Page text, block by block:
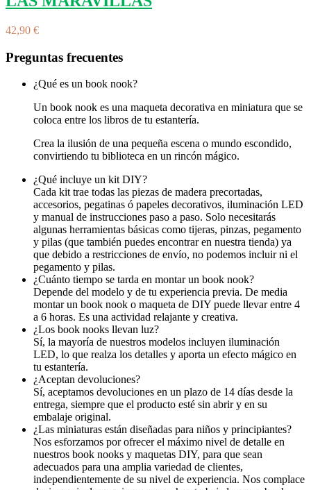
42,90 €
Preguntas frecuentes
¿Qué es un book nook?
Un book nook es una maqueta decorativa en miniatura que se
coloca entre los libros de tu estantería.
Crea la ilusión de una pequeña escena o mundo escondido,
convirtiendo tu biblioteca en un rincón mágico.
¿Qué incluye un kit DIY?
Cada kit trae todas las piezas de madera precortadas,
accesorios, pegatinas ó papeles decorativos, iluminación LED
y manual de instrucciones paso a paso. Solo necesitarás
algunas herramientas básicas como tijeras, pinzas, pegamento
y pilas (que también puedes encontrar en nuestra tienda) ya
que debido a restricciones de envío, no podemos incluir ni el
pegamento y pilas.
¿Cuánto tiempo se tarda en montar un book nook?
Depende del modelo y de tu experiencia previa. De media
montar un book nook o maqueta de DIY puede llevar entre 4
a 6 horas. Es una actividad relajante y creativa.
¿Los book nooks llevan luz?
Sí, la mayoría de nuestros modelos incluyen iluminación
LED, lo que realza los detalles y aporta un efecto mágico en
tu estantería.
¿Aceptan devoluciones?
Sí, aceptamos devoluciones en un plazo de 14 días desde la
entrega, siempre que el producto esté sin abrir y en su
embalaje original.
¿Las miniaturas están diseñadas para niños y principiantes?
Nos esforzamos por ofrecer el máximo nivel de detalle en
nuestros book nooks y maquetas DIY, para que sean
adecuados para una amplia variedad de clientes,
independientemente de su nivel de experiencia. Nos complace